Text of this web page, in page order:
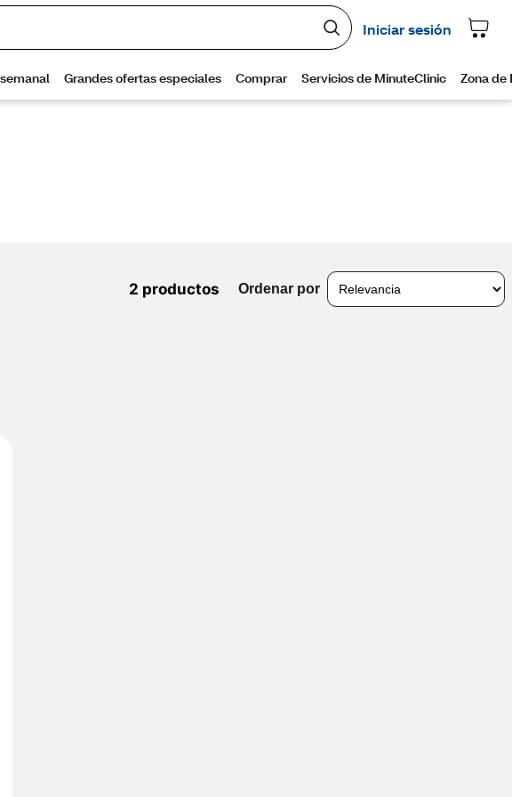
2 productos Ordenar por